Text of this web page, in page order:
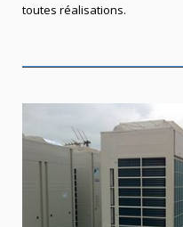
toutes réalisations.